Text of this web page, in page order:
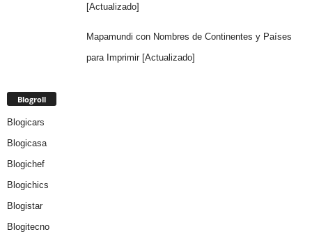
[Actualizado]
Mapamundi con Nombres de Continentes y Países
para Imprimir [Actualizado]
Blogroll
Blogicars
Blogicasa
Blogichef
Blogichics
Blogistar
Blogitecno